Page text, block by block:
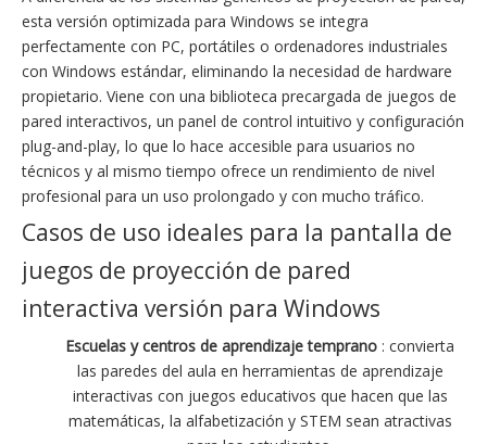
esta versión optimizada para Windows se integra
perfectamente con PC, portátiles o ordenadores industriales
con Windows estándar, eliminando la necesidad de hardware
propietario. Viene con una biblioteca precargada de juegos de
pared interactivos, un panel de control intuitivo y configuración
plug-and-play, lo que lo hace accesible para usuarios no
técnicos y al mismo tiempo ofrece un rendimiento de nivel
profesional para un uso prolongado y con mucho tráfico.
Casos de uso ideales para la pantalla de
juegos de proyección de pared
interactiva versión para Windows
Escuelas y centros de aprendizaje temprano : convierta
las paredes del aula en herramientas de aprendizaje
interactivas con juegos educativos que hacen que las
matemáticas, la alfabetización y STEM sean atractivas